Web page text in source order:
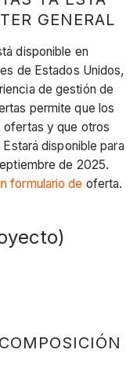
GENERAL
disponible en
de Estados Unidos,
de gestión de
permite que los
ofertas y que otros
disponible para
de 2025.
formulario de oferta.